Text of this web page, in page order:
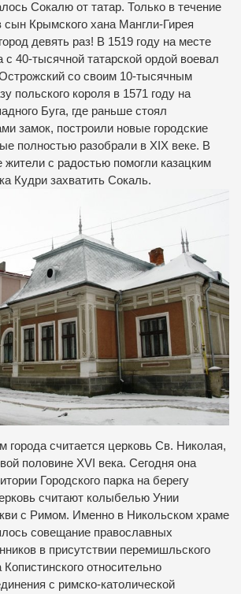
Сокалю от татар. Только в течение
сын Крымского хана Мангли-Гирея
девять раз! В 1519 году на месте
с 40-тысячной татарской ордой воевал
со своим 10-тысячным
польского короля в 1571 году на
Буга, где раньше стоял
замок, построили новые городские
полностью разобрали в XIX веке. В
жители с радостью помогли казацким
Кудри захватить Сокаль.
считается церковь Св. Николая,
половине XVI века. Сегодня она
Городского парка на берегу
считают колыбелью Унии
с Римом. Именно в Никольском храме
совещание православных
в присутствии перемишльского
относительно
с римско-католической